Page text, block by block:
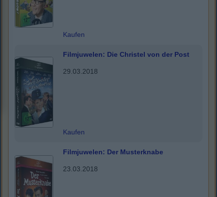
Kaufen
Filmjuwelen: Die Christel von der Post
29.03.2018
Kaufen
Filmjuwelen: Der Musterknabe
23.03.2018